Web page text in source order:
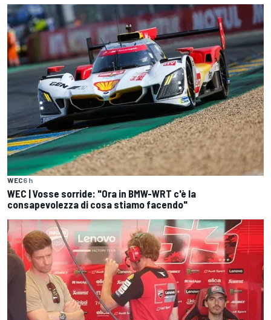
WEC6 h
WEC | Vosse sorride: "Ora in BMW-WRT c'è la
consapevolezza di cosa stiamo facendo"